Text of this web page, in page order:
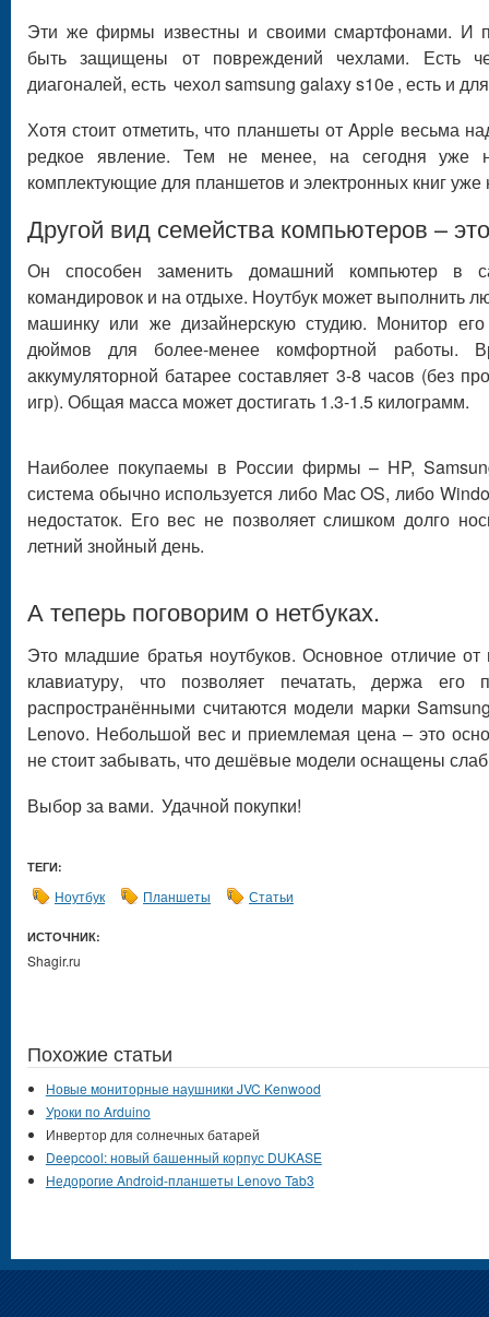
Эти же фирмы известны и своими смартфонами. И
быть защищены от повреждений чехлами. Есть
диагоналей, есть чехол samsung galaxy s10e, есть и
Хотя стоит отметить, что планшеты от Apple весьма
редкое явление. Тем не менее, на сегодня уже
комплектующие для планшетов и электронных книг
Другой вид семейства компьютеров –
Он способен заменить домашний компьютер в
командировок и на отдыхе. Ноутбук может выполнить
машинку или же дизайнерскую студию. Монитор
дюймов для более-менее комфортной работы.
аккумуляторной батарее составляет 3-8 часов (без
игр). Общая масса может достигать 1.3-1.5 килограмм.
Наиболее покупаемы в России фирмы – HP,
система обычно используется либо Mac OS, либо
недостаток. Его вес не позволяет слишком долго
летний знойный день.
А теперь поговорим о нетбуках.
Это младшие братья ноутбуков. Основное отличие
клавиатуру, что позволяет печатать, держа
распространёнными считаются модели марки
Lenovo. Небольшой вес и приемлемая цена – это
не стоит забывать, что дешёвые модели оснащены
Выбор за вами. Удачной покупки!
ТЕГИ:
Ноутбук Планшеты Статьи
ИСТОЧНИК:
Shagir.ru
Похожие статьи
Новые мониторные наушники JVC Kenwood
Уроки по Arduino
Инвертор для солнечных батарей
Deepcool: новый башенный корпус DUKASE
Недорогие Android-планшеты Lenovo Tab3